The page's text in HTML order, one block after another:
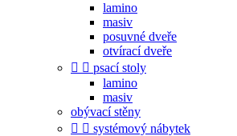
lamino
masiv
posuvné dveře
otvírací dveře
  psací stoly
lamino
masiv
obývací stěny
  systémový nábytek